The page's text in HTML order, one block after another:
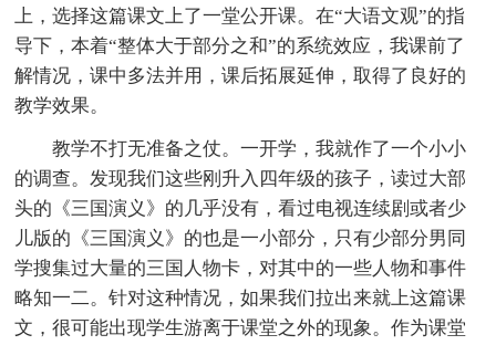
上，选择这篇课文上了一堂公开课。在“大语文观”的指
导下，本着“整体大于部分之和”的系统效应，我课前了
解情况，课中多法并用，课后拓展延伸，取得了良好的
教学效果。
教学不打无准备之仗。一开学，我就作了一个小小
的调查。发现我们这些刚升入四年级的孩子，读过大部
头的《三国演义》的几乎没有，看过电视连续剧或者少
儿版的《三国演义》的也是一小部分，只有少部分男同
学搜集过大量的三国人物卡，对其中的一些人物和事件
略知一二。针对这种情况，如果我们拉出来就上这篇课
文，很可能出现学生游离于课堂之外的现象。作为课堂